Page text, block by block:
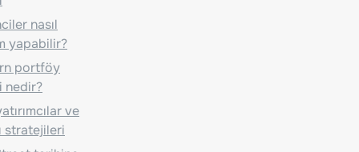
nasıl
yapabilir?
portföy
nedir?
ve
stratejileri